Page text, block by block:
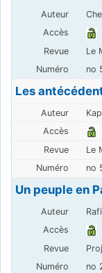
Le
no
Les
Le
no
Un peuple en
no